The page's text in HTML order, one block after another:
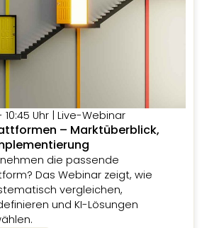
10:45 Uhr | Live-Webinar
– Marktüberblick,
die passende
Das Webinar zeigt, wie
vergleichen,
und KI-Lösungen